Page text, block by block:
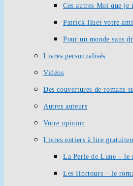
Ces autres Moi que je
Patrick Huet votre
Pour un monde sans
Livres personnalisés
Vidéos
Des couvertures de romans
Autres auteurs
Votre opinion
Livres entiers à lire
La Perle de Lune – le
Les Hortours – le